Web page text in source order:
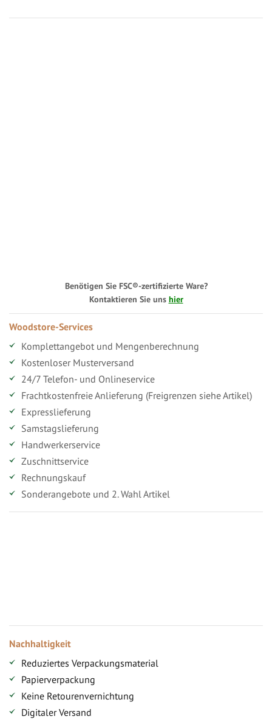
Benötigen Sie FSC®-zertifizierte Ware?
Kontaktieren Sie uns hier
Woodstore-Services
Komplettangebot und Mengenberechnung
Kostenloser Musterversand
24/7 Telefon- und Onlineservice
Frachtkostenfreie Anlieferung (Freigrenzen siehe Artikel)
Expresslieferung
Samstagslieferung
Handwerkerservice
Zuschnittservice
Rechnungskauf
Sonderangebote und 2. Wahl Artikel
Nachhaltigkeit
Reduziertes Verpackungsmaterial
Papierverpackung
Keine Retourenvernichtung
Digitaler Versand